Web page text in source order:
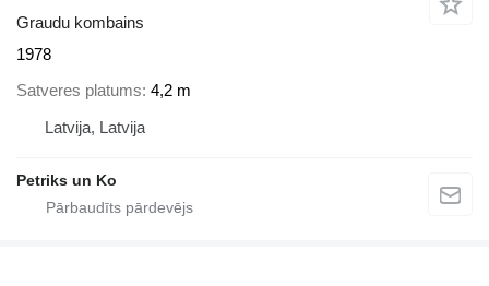
Graudu kombains
1978
Satveres platums 4,2 m
Latvija, Latvija
Petriks un Ko